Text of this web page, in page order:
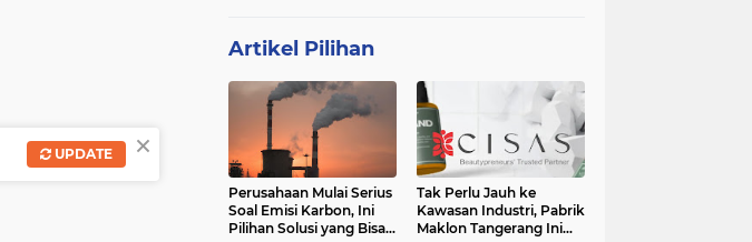
Artikel Pilihan
Perusahaan Mulai Serius
Soal Emisi Karbon, Ini
Pilihan Solusi yang Bisa
Tak Perlu Jauh ke
Kawasan Industri, Pabrik
Maklon Tangerang Ini
×
UPDATE